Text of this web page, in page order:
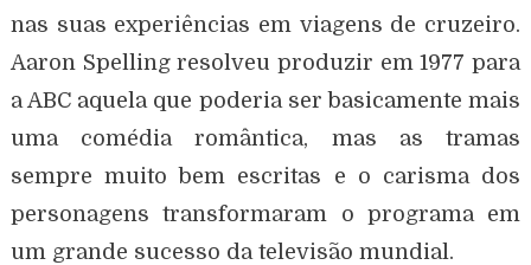
nas suas experiências em viagens de cruzeiro.
Aaron Spelling resolveu produzir em 1977 para
a ABC aquela que poderia ser basicamente mais
uma comédia romântica, mas as tramas
sempre muito bem escritas e o carisma dos
personagens transformaram o programa em
um grande sucesso da televisão mundial.